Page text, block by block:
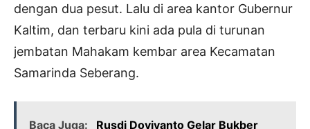
dengan dua pesut. Lalu di area kantor Gubernur
Kaltim, dan terbaru kini ada pula di turunan
jembatan Mahakam kembar area Kecamatan
Samarinda Seberang.
Baca Juga: Rusdi Doviyanto Gelar Bukber